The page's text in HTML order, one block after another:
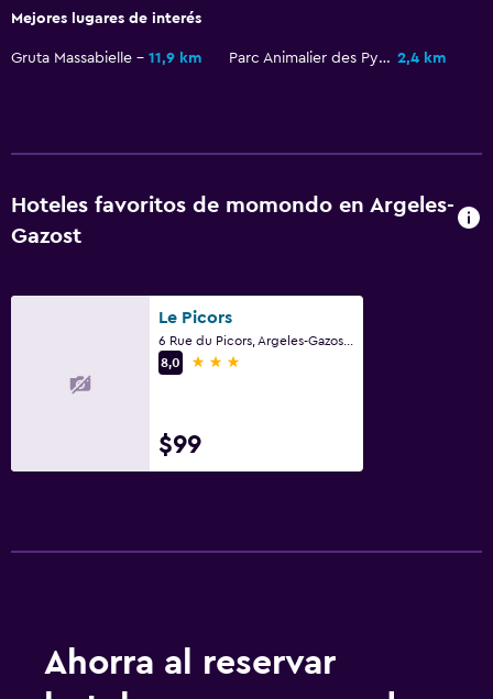
Mejores lugares de interés
Gruta Massabielle 11,9 km Parc Animalier des Pyrenees 2,4 km
Hoteles favoritos de momondo en Argeles-
Gazost
Le Picors
8,0
3 estrellas
$99
Ahorra al reservar